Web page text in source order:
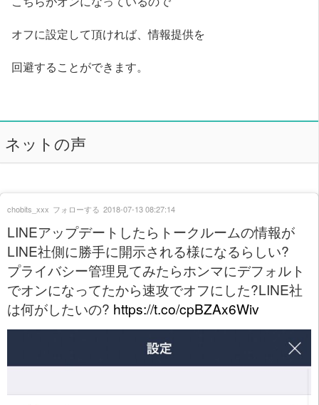
オフに設定して頂ければ、情報提供を
回避することができます。
ネットの声
LINEアップデートしたらトークルームの情報が
LINE社側に勝手に開示される様になるらしい?
プライバシー管理見てみたらホンマにデフォルト
でオンになってたから速攻でオフにした?LINE社
は何がしたいの? https://t.co/cpBZAx6Wiv
chobits_xxx フォローする 2018-07-13 08:27:14